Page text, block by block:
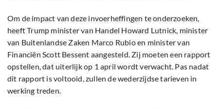
Om de impact van deze invoerheffingen te onderzoeken,
heeft Trump minister van Handel Howard Lutnick, minister
van Buitenlandse Zaken Marco Rubio en minister van
Financiën Scott Bessent aangesteld. Zij moeten een rapport
opstellen, dat uiterlijk op 1 april wordt verwacht. Pas nadat
dit rapport is voltooid, zullen de wederzijdse tarieven in
werking treden.